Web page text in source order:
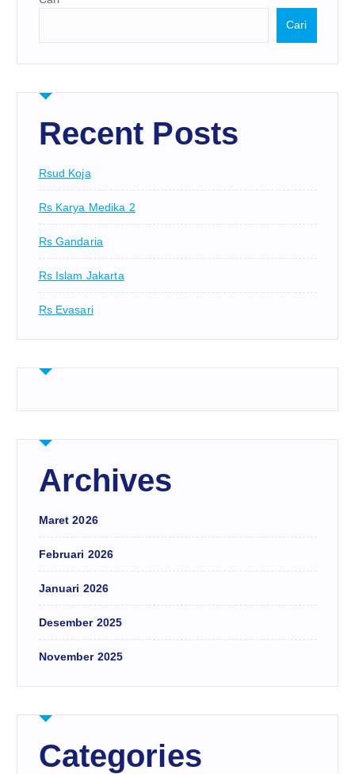
Cari
Recent Posts
Rsud Koja
Rs Karya Medika 2
Rs Gandaria
Rs Islam Jakarta
Rs Evasari
Archives
Maret 2026
Februari 2026
Januari 2026
Desember 2025
November 2025
Categories